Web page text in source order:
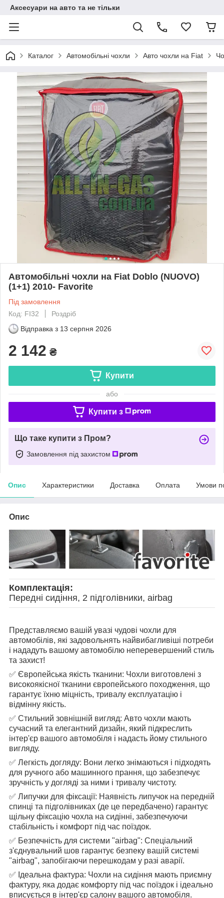
Аксесуари на авто та не тільки
Каталог Автомобільні чохли Авто чохли на Fiat
Автомобільні чохли на Fiat Doblo (NUOVO)
(1+1) 2010- Favorite
Під замовлення
Код: FI32
Роздріб
Відправка з 13 серпня 2026
2 142 ₴
Купити
або
Купити з
Що таке купити з Пром?
Замовлення під захистом
Опис Характеристики Доставка Оплата Умови
Опис
Комплектація:
Передні сидіння, 2 підголівники, airbag
Представляємо вашій увазі чудові чохли для
автомобілів, які задовольнять найвибагливіші потреби
і нададуть вашому автомобілю неперевершений стиль
та захист!
✅ Європейська якість тканини: Чохли виготовлені з
високоякісної тканини європейського походження, що
гарантує їхню міцність, тривалу експлуатацію і
відмінну якість.
✅ Стильний зовнішній вигляд: Авто чохли мають
сучасний та елегантний дизайн, який підкреслить
інтер'єр вашого автомобіля і надасть йому стильного
вигляду.
✅ Легкість догляду: Вони легко знімаються і підходять
для ручного або машинного прання, що забезпечує
зручність у догляді за ними і тривалу чистоту.
✅ Липучки для фіксації: Наявність липучок на передній
спинці та підголівниках (де це передбачено) гарантує
щільну фіксацію чохла на сидінні, забезпечуючи
стабільність і комфорт під час поїздок.
✅ Безпечність для системи "airbag": Спеціальний
з'єднувальний шов гарантує безпеку вашій системі
"airbag", запобігаючи перешкодам у разі аварії.
✅ Ідеальна фактура: Чохли на сидіння мають приємну
фактуру, яка додає комфорту під час поїздок і ідеально
вписується в інтер'єр салону вашого автомобіля.